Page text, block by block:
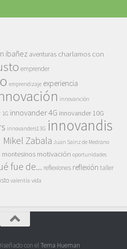
ibañez aventuras charlamos con
emprender
emprendizaje experiencia
innovanción
innovander 4G innovander 10G
innovanders13G innovandis
Mikel Zabala Juan Sainz de Medrano
montesinos motivación oportunidades
fue de... reflexiones reflexión taller
valentía vida
con elTema Hueman